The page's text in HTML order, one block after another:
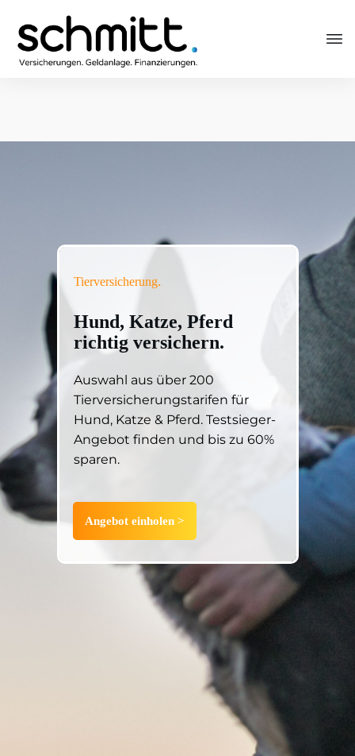
Tierversicherung.
Hund, Katze, Pferd
richtig versichern.
Auswahl aus über 200
Tierversicherungstarifen für
Hund, Katze & Pferd. Testsieger-
Angebot finden und bis zu 60%
sparen.
Angebot einholen >